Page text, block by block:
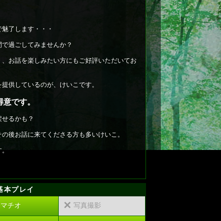
了します・・・
過ごしてみませんか？
お話を楽しみたい方にもご好評いただいてお
供しているのが、けいこです。
です。
るかも？
後お話に来てくださる方も多いけいこ。
本プレイ
チオ
× 写真撮影